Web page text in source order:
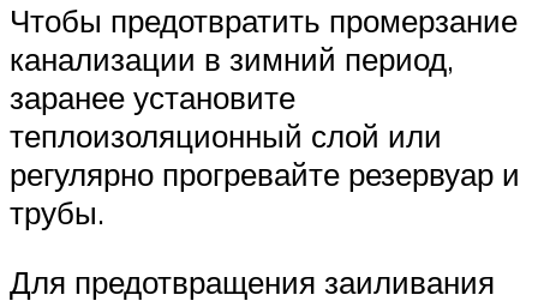
Чтобы предотвратить промерзание
канализации в зимний период,
заранее установите
теплоизоляционный слой или
регулярно прогревайте резервуар и
трубы.
Для предотвращения заиливания